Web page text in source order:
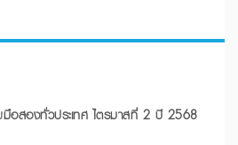
อสองทั่วประเทศ ไตรมาสที่ 2 ปี 2568